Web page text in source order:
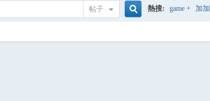
帖子 熱搜: game + 加加